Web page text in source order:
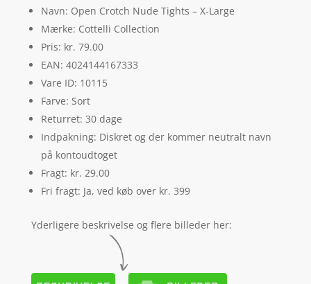
Navn: Open Crotch Nude Tights – X-Large
Mærke: Cottelli Collection
Pris: kr. 79.00
EAN: 4024144167333
Vare ID: 10115
Farve: Sort
Returret: 30 dage
Indpakning: Diskret og der kommer neutralt navn
på kontoudtoget
Fragt: kr. 29.00
Fri fragt: Ja, ved køb over kr. 399
Yderligere beskrivelse og flere billeder her: